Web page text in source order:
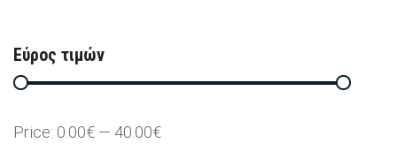
Εύρος τιμών
Price: 0.00€ — 40.00€